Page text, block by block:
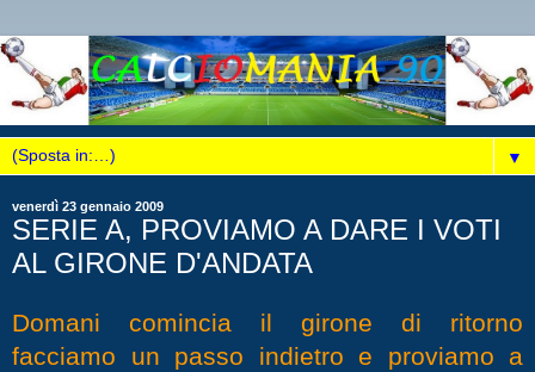
▼
venerdì 23 gennaio 2009
SERIE A, PROVIAMO A DARE I VOTI
AL GIRONE D'ANDATA
Domani comincia il girone di ritorno
facciamo un passo indietro e proviamo a